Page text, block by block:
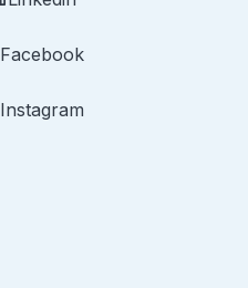
Facebook
Instagram